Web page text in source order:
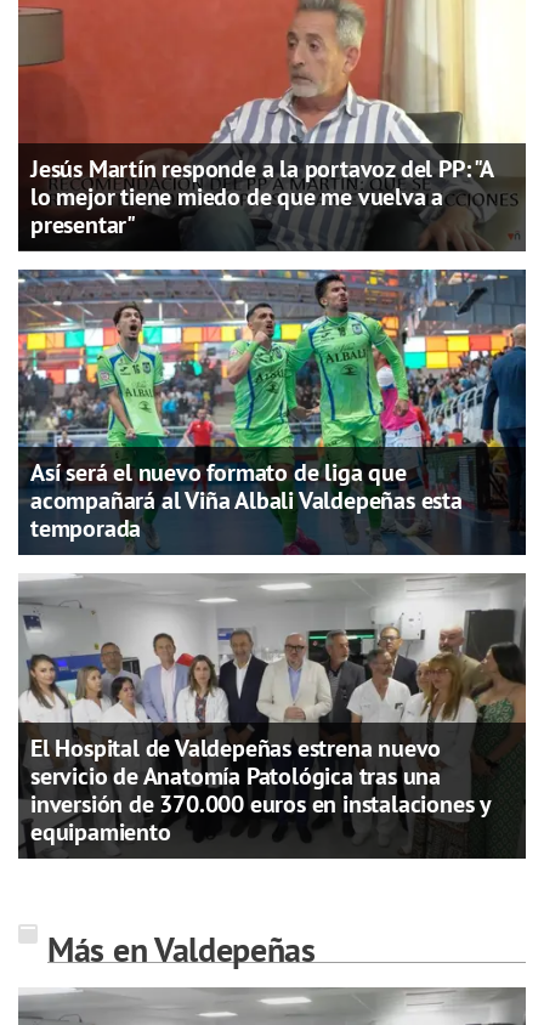
Jesús Martín responde a la portavoz del PP: "A
lo mejor tiene miedo de que me vuelva a
presentar"
Así será el nuevo formato de liga que
acompañará al Viña Albali Valdepeñas esta
temporada
El Hospital de Valdepeñas estrena nuevo
servicio de Anatomía Patológica tras una
inversión de 370.000 euros en instalaciones y
equipamiento
Más en Valdepeñas